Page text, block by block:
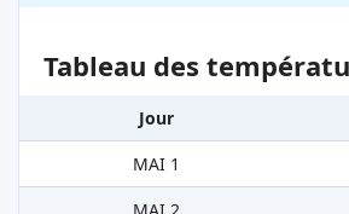
Tableau des
Jour
MAI 1